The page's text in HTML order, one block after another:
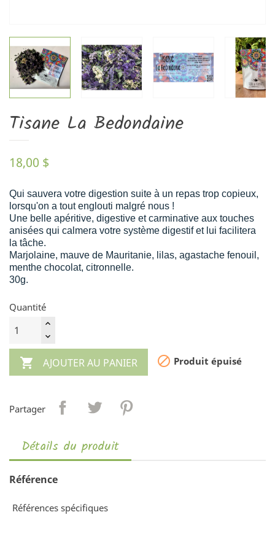
Tisane La Bedondaine
18,00 $
Qui sauvera votre digestion suite à un repas trop copieux,
lorsqu'on a tout englouti malgré nous !
Une belle apéritive, digestive et carminative aux touches
anisées qui calmera votre système digestif et lui facilitera
la tâche.
Marjolaine, mauve de Mauritanie, lilas, agastache fenouil,
menthe chocolat, citronnelle.
30g.
Quantité
 AJOUTER AU PANIER  Produit épuisé
Partager
Détails du produit
Référence
Références spécifiques